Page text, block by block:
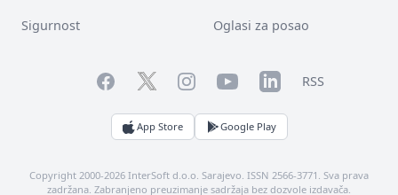
Sigurnost Oglasi za posao
FacebookTwitterInstagramYouTubeLinkedInRSS
App Store Google Play
Copyright 2000-2026 InterSoft d.o.o. Sarajevo. ISSN 2566-3771. Sva prava
zadržana. Zabranjeno preuzimanje sadržaja bez dozvole izdavača.